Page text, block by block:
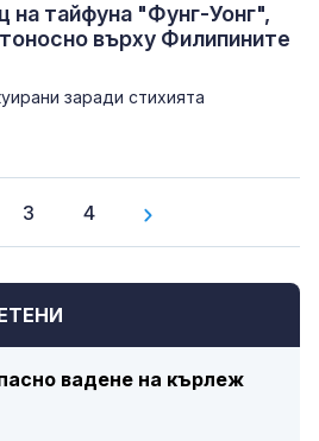
на тайфуна "Фунг-Уонг",
върху Филипините
заради стихията
3 4
вадене на кърлеж